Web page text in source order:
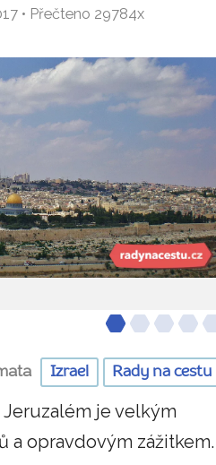
• Přečteno 29784x
Izrael Rady na cestu
je velkým
a opravdovým zážitkem.